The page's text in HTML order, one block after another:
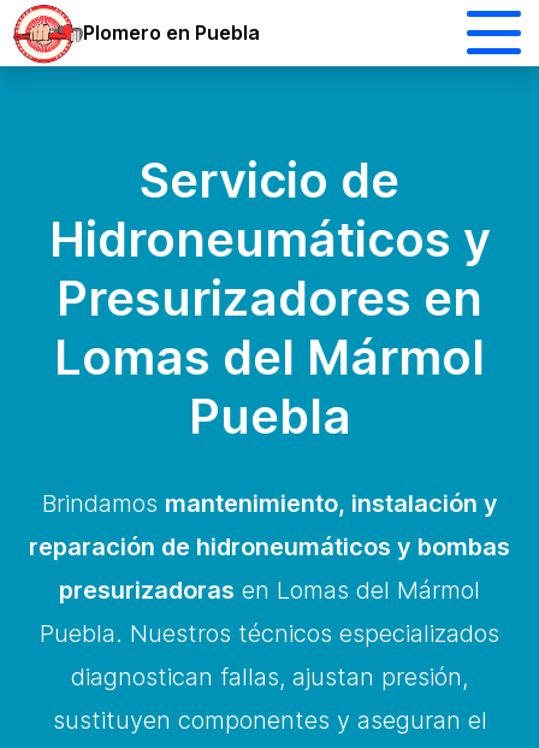
Plomero en Puebla
Servicio de
Hidroneumáticos y
Presurizadores en
Lomas del Mármol
Puebla
Brindamos mantenimiento, instalación y
reparación de hidroneumáticos y bombas
presurizadoras en Lomas del Mármol
Puebla. Nuestros técnicos especializados
diagnostican fallas, ajustan presión,
sustituyen componentes y aseguran el